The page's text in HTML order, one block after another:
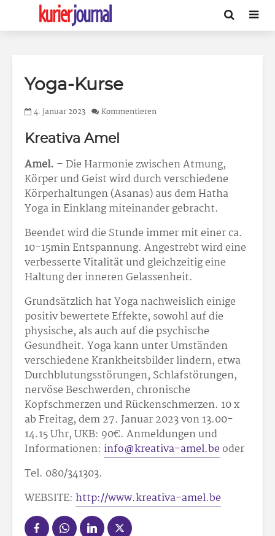
Yoga-Kurse
4. Januar 2023 Kommentieren
Kreativa Amel
Amel. – Die Harmonie zwischen Atmung,
Körper und Geist wird durch verschiedene
Körperhaltungen (Asanas) aus dem Hatha
Yoga in Einklang miteinander gebracht.
Beendet wird die Stunde immer mit einer ca.
10-15min Entspannung. Angestrebt wird eine
verbesserte Vitalität und gleichzeitig eine
Haltung der inneren Gelassenheit.
Grundsätzlich hat Yoga nachweislich einige
positiv bewertete Effekte, sowohl auf die
physische, als auch auf die psychische
Gesundheit. Yoga kann unter Umständen
verschiedene Krankheitsbilder lindern, etwa
Durchblutungsstörungen, Schlafstörungen,
nervöse Beschwerden, chronische
Kopfschmerzen und Rückenschmerzen. 10 x
ab Freitag, dem 27. Januar 2023 von 13.00-
14.15 Uhr, UKB: 90€. Anmeldungen und
Informationen: info@kreativa-amel.beoder
Tel. 080/341303.
WEBSITE: http://www.kreativa-amel.be